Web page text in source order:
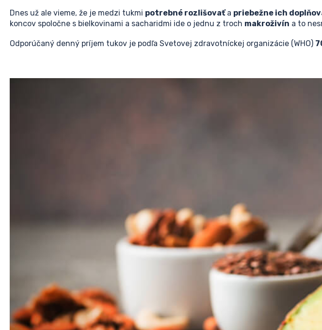
Dnes už ale vieme, že je medzi tukmi potrebné rozlišovaťa priebežne ich
koncov spoločne s bielkovinami a sacharidmi ide o jednu z troch makroživín a to
Odporúčaný denný príjem tukov je podľa Svetovej zdravotníckej organizácie (WHO)